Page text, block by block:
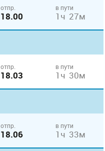
отпр.
18.00
в пути
1ч 27м
отпр.
18.03
в пути
1ч 30м
отпр.
18.06
в пути
1ч 33м